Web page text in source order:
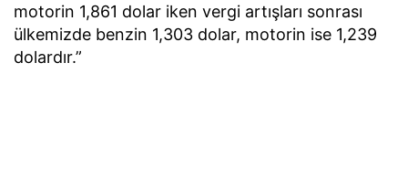
motorin 1,861 dolar iken vergi artışları sonrası
ülkemizde benzin 1,303 dolar, motorin ise 1,239
dolardır.”